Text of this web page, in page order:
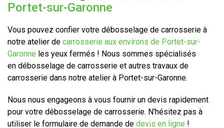
Portet-sur-Garonne
Vous pouvez confier votre débosselage de carrosserie à
notre atelier de carrosserie aux environs de Portet-sur-
Garonne les yeux fermés ! Nous sommes spécialisés
en débosselage de carrosserie et autres travaux de
carrosserie dans notre atelier à Portet-sur-Garonne.
Nous nous engageons à vous fournir un devis rapidement
pour votre débosselage de carrosserie. N'hésitez pas à
utiliser le formulaire de demande de devis en ligne !